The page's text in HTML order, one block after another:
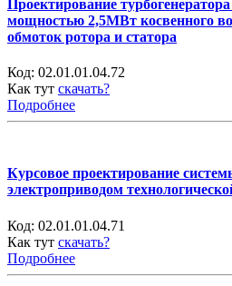
Проектирование
мощностью 2,5МВт косвенного
обмоток ротора и статора
Код: 02.01.01.04.72
Как тут скачать?
Подробнее
Курсовое проектирование
электроприводом
Код: 02.01.01.04.71
Как тут скачать?
Подробнее